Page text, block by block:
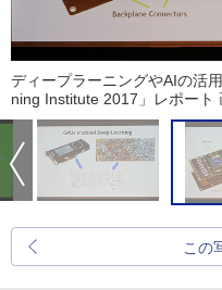
ディープラーニングやAIの活
ning Institute 2017」レポート
この